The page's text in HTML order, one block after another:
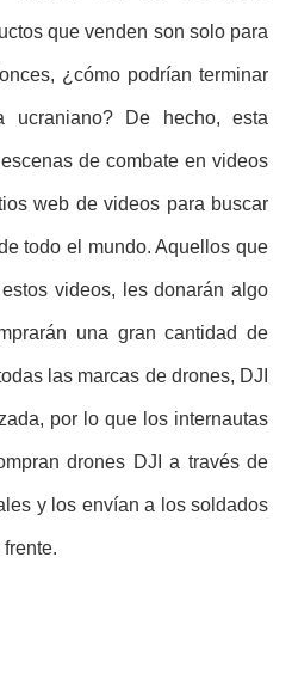
que venden son solo para
¿cómo podrían terminar
De hecho, esta
de combate en videos
web de videos para buscar
todo el mundo. Aquellos que
videos, les donarán algo
una gran cantidad de
las marcas de drones, DJI
por lo que los internautas
drones DJI a través de
y los envían a los soldados